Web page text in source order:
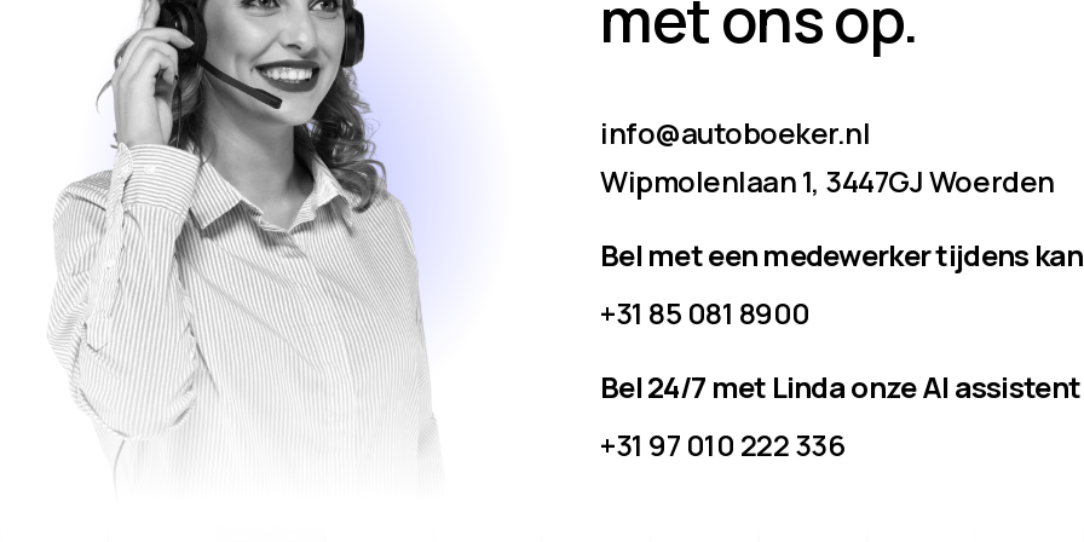
met ons op.
info@autoboeker.nl
Wipmolenlaan 1, 3447GJ Woerden
Bel met een medewerker tijdens
+31 85 081 8900
Bel 24/7 met Linda onze AI assistent
+31 97 010 222 336